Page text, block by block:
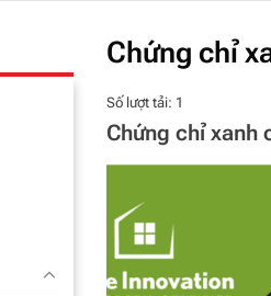
Chứng chỉ
Số lượt tải: 1
Chứng chỉ xanh